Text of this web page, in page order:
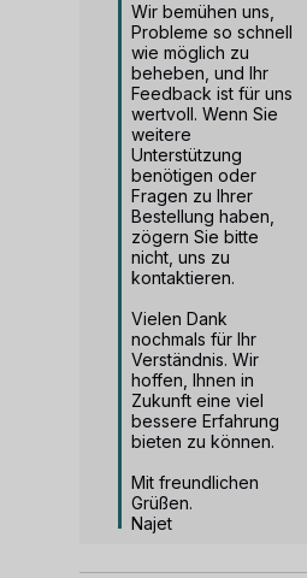
Wir bemühen uns,
Probleme so schnell
wie möglich zu
beheben, und Ihr
Feedback ist für uns
wertvoll. Wenn Sie
weitere
Unterstützung
benötigen oder
Fragen zu Ihrer
Bestellung haben,
zögern Sie bitte
nicht, uns zu
kontaktieren.
Vielen Dank
nochmals für Ihr
Verständnis. Wir
hoffen, Ihnen in
Zukunft eine viel
bessere Erfahrung
bieten zu können.
Mit freundlichen
Grüßen.
Najet